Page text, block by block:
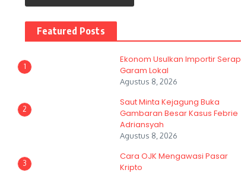
Featured Posts
1
Ekonom Usulkan Importir Serap
Garam Lokal
Agustus 8, 2026
2
Saut Minta Kejagung Buka
Gambaran Besar Kasus Febrie
Adriansyah
Agustus 8, 2026
3
Cara OJK Mengawasi Pasar
Kripto